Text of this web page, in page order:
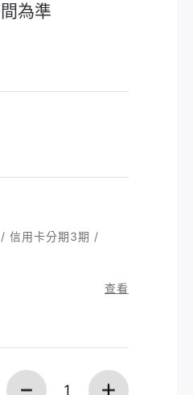
為準
信用卡分期3期 /
查看
1